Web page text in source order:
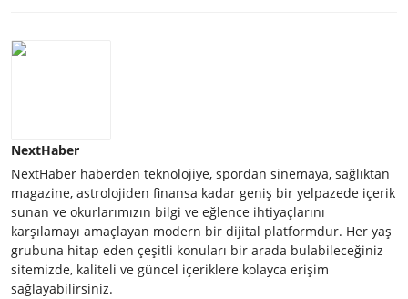
NextHaber
NextHaber haberden teknolojiye, spordan sinemaya, sağlıktan
magazine, astrolojiden finansa kadar geniş bir yelpazede içerik
sunan ve okurlarımızın bilgi ve eğlence ihtiyaçlarını
karşılamayı amaçlayan modern bir dijital platformdur. Her yaş
grubuna hitap eden çeşitli konuları bir arada bulabileceğiniz
sitemizde, kaliteli ve güncel içeriklere kolayca erişim
sağlayabilirsiniz.